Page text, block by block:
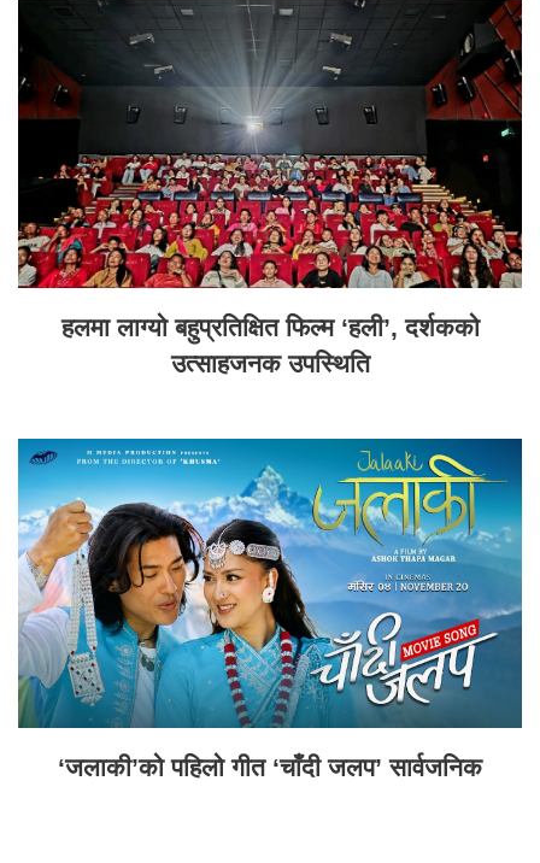
हलमा लाग्यो बहुप्रतिक्षित फिल्म ‘हली’, दर्शकको
उत्साहजनक उपस्थिति
‘जलाकी’को पहिलो गीत ‘चाँदी जलप’ सार्वजनिक